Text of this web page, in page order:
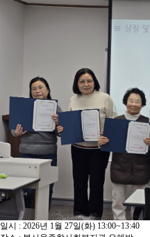
일시 : 2026년 1월 27일(화) 13:00~13:40